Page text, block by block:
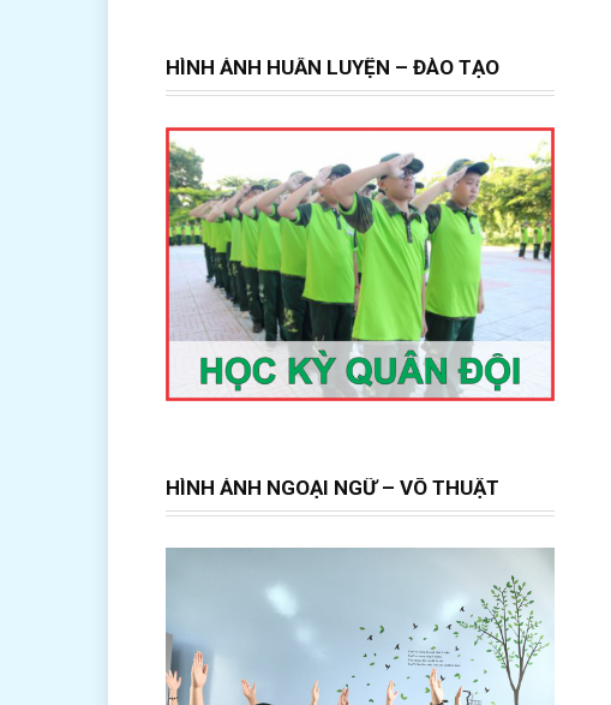
HÌNH ẢNH HUẤN LUYỆN – ĐÀO TẠO
HÌNH ẢNH NGOẠI NGỮ – VÕ THUẬT